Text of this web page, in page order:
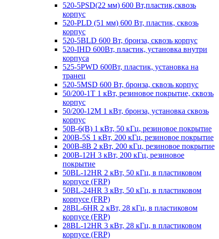
520-5PSD(22 мм) 600 Вт,пластик,сквозь
корпус
520-PLD (51 мм) 600 Вт, пластик, сквозь
корпус
520-5BLD 600 Вт, бронза, сквозь корпус
520-IHD 600Вт, пластик, установка внутри
корпуса
525-5PWD 600Вт, пластик, установка на
транец
520-5MSD 600 Вт, бронза, сквозь корпус
50/200-1T 1 кВт, резиновое покрытие, сквозь
корпус
50/200-12M 1 кВт, бронза, установка сквозь
корпус
50B-6(B) 1 кВт, 50 кГц, резиновое покрытие
200B-5S 1 кВт, 200 кГц, резиновое покрытие
200B-8B 2 кВт, 200 кГц, резиновое покрытие
200B-12H 3 кВт, 200 кГц, резиновое
покрытие
50BL-12HR 2 кВт, 50 кГц, в пластиковом
корпусе (FRP)
50BL-24HR 3 кВт, 50 кГц, в пластиковом
корпусе (FRP)
28BL-6HR 2 кВт, 28 кГц, в пластиковом
корпусе (FRP)
28BL-12HR 3 кВт, 28 кГц, в пластиковом
корпусе (FRP)